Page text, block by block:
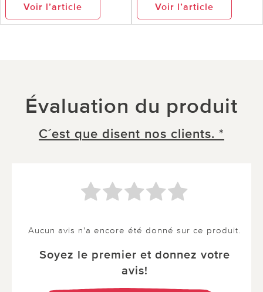
Voir l’article Voir l’article
Évaluation du produit
C´est que disent nos clients. *
Aucun avis n'a encore été donné sur ce produit.
Soyez le premier et donnez votre
avis!